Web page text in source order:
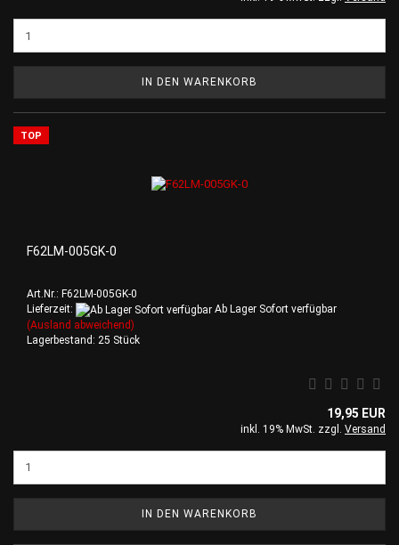
IN DEN WARENKORB
TOP
F62LM-005GK-0
Art.Nr.: F62LM-005GK-0
Lieferzeit:
Ab Lager Sofort verfügbar
(Ausland abweichend)
Lagerbestand: 25 Stück
19,95 EUR
inkl. 19% MwSt. zzgl. Versand
IN DEN WARENKORB